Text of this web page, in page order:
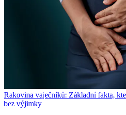
Rakovina vaječníků: Základní fakta,
bez výjimky